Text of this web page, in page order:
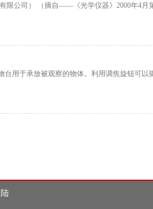
限公司） （摘自——《光学仪器》2000年4月
用于承放被观察的物体。利用调焦旋钮可以